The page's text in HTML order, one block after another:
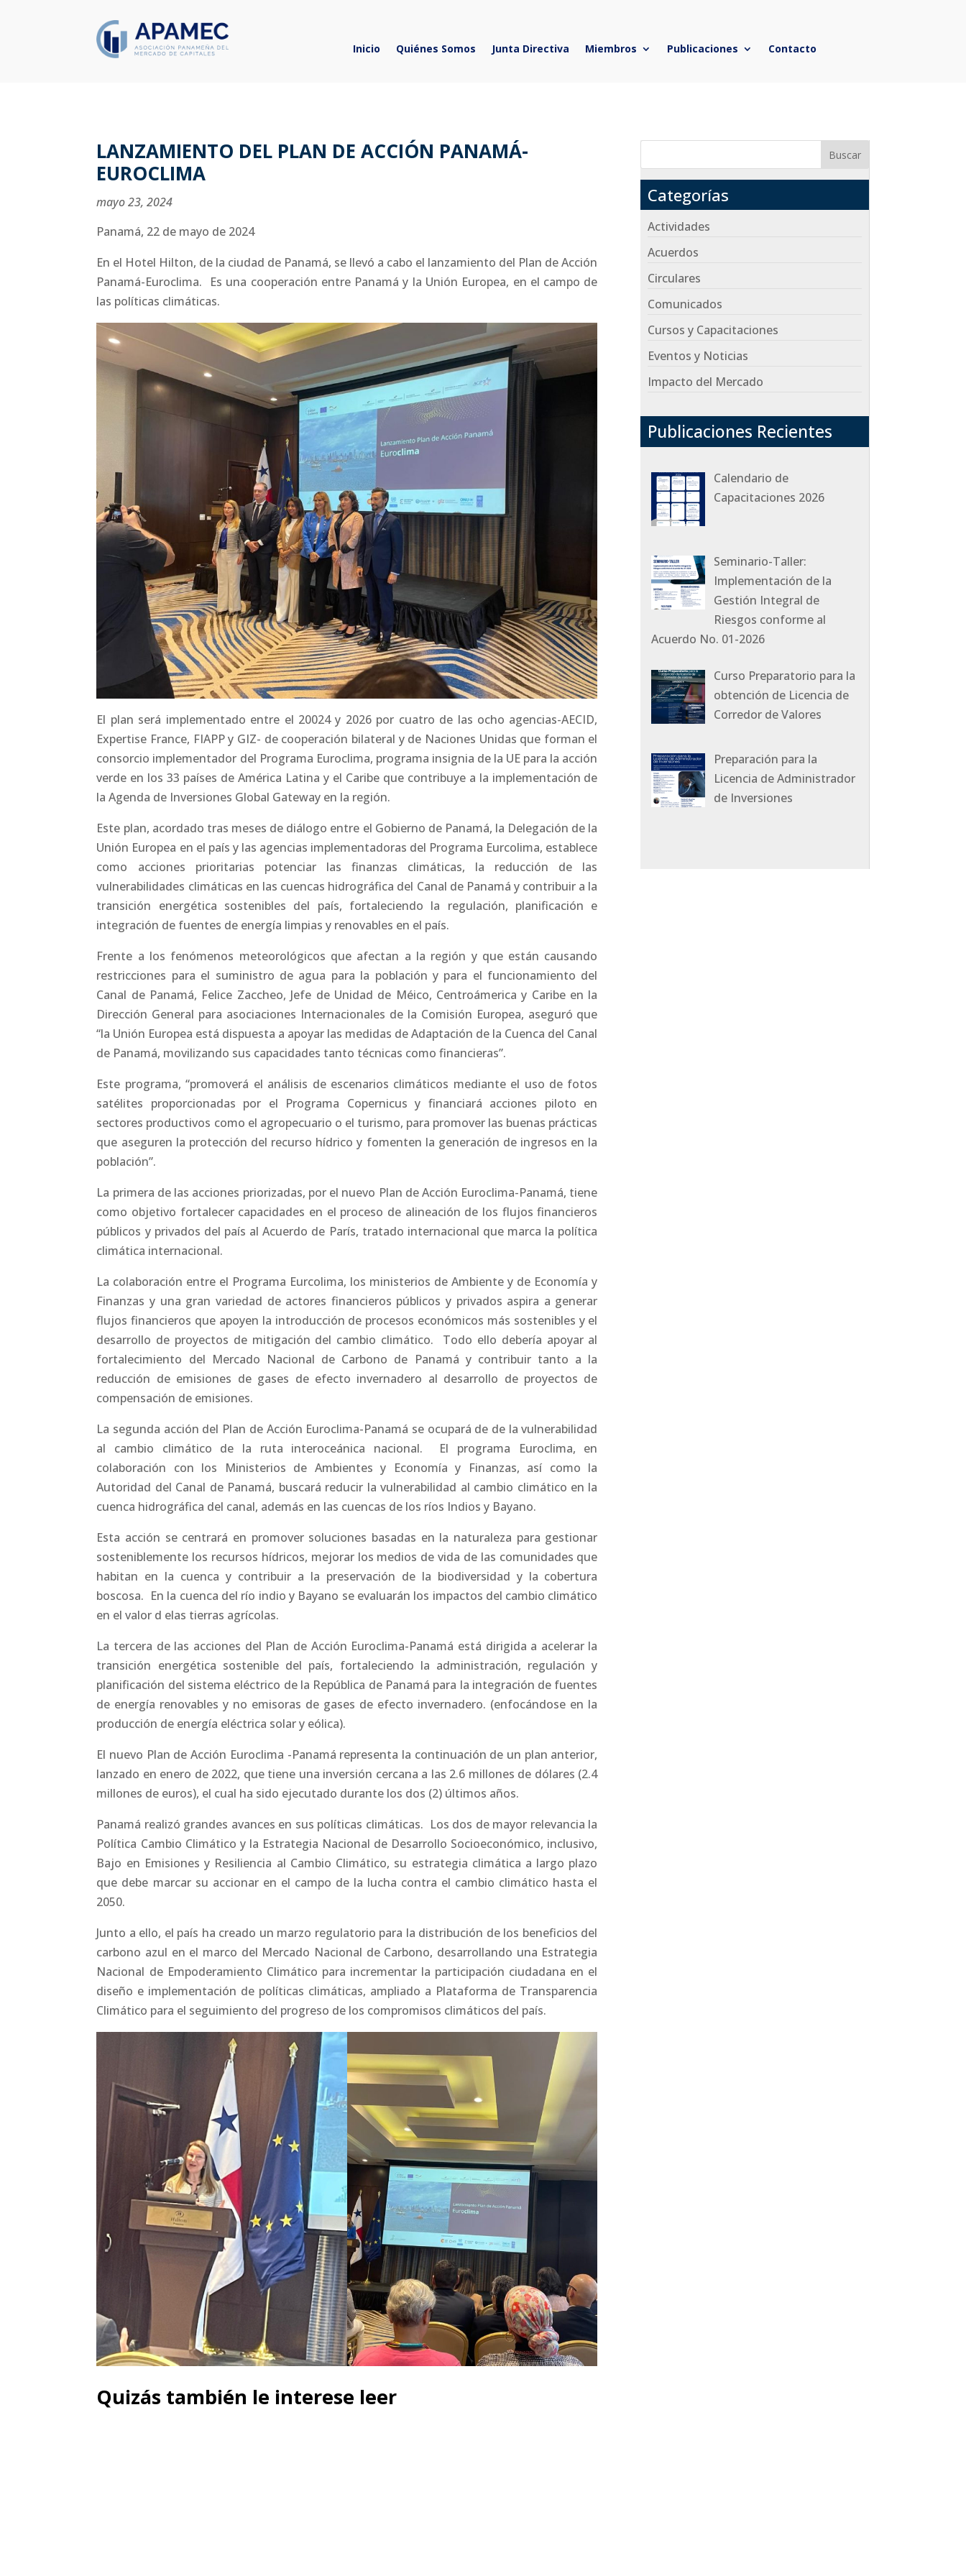
Inicio Quiénes Somos Junta Directiva Miembros Publicaciones Contacto
LANZAMIENTO DEL PLAN DE ACCIÓN PANAMÁ-
EUROCLIMA
mayo 23, 2024
Panamá, 22 de mayo de 2024
En el Hotel Hilton, de la ciudad de Panamá, se llevó a cabo el lanzamiento del Plan de Acción
Panamá-Euroclima. Es una cooperación entre Panamá y la Unión Europea, en el campo de
las políticas climáticas.
El plan será implementado entre el 20024 y 2026 por cuatro de las ocho agencias-AECID,
Expertise France, FIAPP y GIZ- de cooperación bilateral y de Naciones Unidas que forman el
consorcio implementador del Programa Euroclima, programa insignia de la UE para la acción
verde en los 33 países de América Latina y el Caribe que contribuye a la implementación de
la Agenda de Inversiones Global Gateway en la región.
Este plan, acordado tras meses de diálogo entre el Gobierno de Panamá, la Delegación de la
Unión Europea en el país y las agencias implementadoras del Programa Eurcolima, establece
como acciones prioritarias potenciar las finanzas climáticas, la reducción de las
vulnerabilidades climáticas en las cuencas hidrográfica del Canal de Panamá y contribuir a la
transición energética sostenibles del país, fortaleciendo la regulación, planificación e
integración de fuentes de energía limpias y renovables en el país.
Frente a los fenómenos meteorológicos que afectan a la región y que están causando
restricciones para el suministro de agua para la población y para el funcionamiento del
Canal de Panamá, Felice Zaccheo, Jefe de Unidad de Méico, Centroámerica y Caribe en la
Dirección General para asociaciones Internacionales de la Comisión Europea, aseguró que
“la Unión Europea está dispuesta a apoyar las medidas de Adaptación de la Cuenca del Canal
de Panamá, movilizando sus capacidades tanto técnicas como financieras”.
Este programa, “promoverá el análisis de escenarios climáticos mediante el uso de fotos
satélites proporcionadas por el Programa Copernicus y financiará acciones piloto en
sectores productivos como el agropecuario o el turismo, para promover las buenas prácticas
que aseguren la protección del recurso hídrico y fomenten la generación de ingresos en la
población”.
La primera de las acciones priorizadas, por el nuevo Plan de Acción Euroclima-Panamá, tiene
como objetivo fortalecer capacidades en el proceso de alineación de los flujos financieros
públicos y privados del país al Acuerdo de París, tratado internacional que marca la política
climática internacional.
La colaboración entre el Programa Eurcolima, los ministerios de Ambiente y de Economía y
Finanzas y una gran variedad de actores financieros públicos y privados aspira a generar
flujos financieros que apoyen la introducción de procesos económicos más sostenibles y el
desarrollo de proyectos de mitigación del cambio climático. Todo ello debería apoyar al
fortalecimiento del Mercado Nacional de Carbono de Panamá y contribuir tanto a la
reducción de emisiones de gases de efecto invernadero al desarrollo de proyectos de
compensación de emisiones.
La segunda acción del Plan de Acción Euroclima-Panamá se ocupará de de la vulnerabilidad
al cambio climático de la ruta interoceánica nacional. El programa Euroclima, en
colaboración con los Ministerios de Ambientes y Economía y Finanzas, así como la
Autoridad del Canal de Panamá, buscará reducir la vulnerabilidad al cambio climático en la
cuenca hidrográfica del canal, además en las cuencas de los ríos Indios y Bayano.
Esta acción se centrará en promover soluciones basadas en la naturaleza para gestionar
sosteniblemente los recursos hídricos, mejorar los medios de vida de las comunidades que
habitan en la cuenca y contribuir a la preservación de la biodiversidad y la cobertura
boscosa. En la cuenca del río indio y Bayano se evaluarán los impactos del cambio climático
en el valor d elas tierras agrícolas.
La tercera de las acciones del Plan de Acción Euroclima-Panamá está dirigida a acelerar la
transición energética sostenible del país, fortaleciendo la administración, regulación y
planificación del sistema eléctrico de la República de Panamá para la integración de fuentes
de energía renovables y no emisoras de gases de efecto invernadero. (enfocándose en la
producción de energía eléctrica solar y eólica).
El nuevo Plan de Acción Euroclima -Panamá representa la continuación de un plan anterior,
lanzado en enero de 2022, que tiene una inversión cercana a las 2.6 millones de dólares (2.4
millones de euros), el cual ha sido ejecutado durante los dos (2) últimos años.
Panamá realizó grandes avances en sus políticas climáticas. Los dos de mayor relevancia la
Política Cambio Climático y la Estrategia Nacional de Desarrollo Socioeconómico, inclusivo,
Bajo en Emisiones y Resiliencia al Cambio Climático, su estrategia climática a largo plazo
que debe marcar su accionar en el campo de la lucha contra el cambio climático hasta el
2050.
Junto a ello, el país ha creado un marzo regulatorio para la distribución de los beneficios del
carbono azul en el marco del Mercado Nacional de Carbono, desarrollando una Estrategia
Nacional de Empoderamiento Climático para incrementar la participación ciudadana en el
diseño e implementación de políticas climáticas, ampliado a Plataforma de Transparencia
Climático para el seguimiento del progreso de los compromisos climáticos del país.
Quizás también le interese leer
Buscar
Categorías
Actividades
Acuerdos
Circulares
Comunicados
Cursos y Capacitaciones
Eventos y Noticias
Impacto del Mercado
Publicaciones Recientes
Calendario de
Capacitaciones 2026
Seminario-Taller:
Implementación de la
Gestión Integral de
Riesgos conforme al
Acuerdo No. 01-2026
Curso Preparatorio para la
obtención de Licencia de
Corredor de Valores
Preparación para la
Licencia de Administrador
de Inversiones